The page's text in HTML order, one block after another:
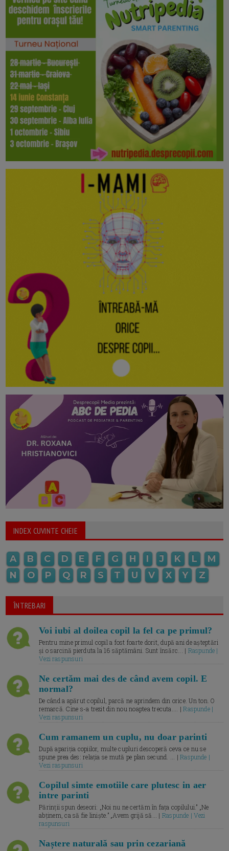
INDEX CUVINTE CHEIE
A B C D E F G H I J K L
M
N
O P Q R S T U V X Y Z
ÎNTREBARI
Voi iubi al doilea copil la fel ca pe primul?
Pentru mine primul copil a fost foarte dorit, după ani de așteptări
și o sarcină pierduta la 16 săptămâni. Sunt însărc... | Raspunde |
Vezi raspunsuri
Ne certăm mai des de când avem copil. E
normal?
De când a apărut copilul, parcă ne aprindem din orice. Un ton. O
remarcă. Cine s-a trezit din nou noaptea trecuta.... |Raspunde |
Vezi raspunsuri
Cum ramanem un cuplu, nu doar parinti
După apariția copiilor, multe cupluri descoperă ceva ce nu se
spune prea des: relația se mută pe plan secund. ... |Raspunde |
Vezi raspunsuri
Copilul simte emotiile care plutesc in aer
intre parinti
Părinții spun deseori: „Noi nu ne certăm în fața copilului.” „Ne
abținem, ca să fie liniște.” „Avem grijă să... | Raspunde | Vezi
raspunsuri
Naștere naturală sau prin cezariană